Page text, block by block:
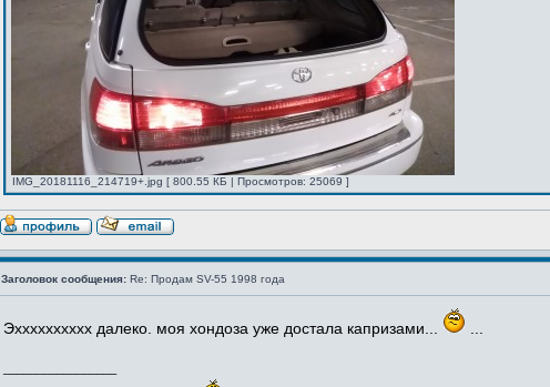
IMG_20181116_214719+.jpg [ 800.55 КБ | Просмотров: 25069 ]
Заголовок сообщения: Re: Продам SV-55 1998 года
Эхххххххххх далеко. моя хондоза уже достала капризами...